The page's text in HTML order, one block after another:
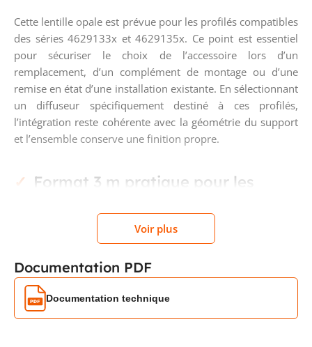
Cette lentille opale est prévue pour les profilés compatibles
des séries 4629133x et 4629135x. Ce point est essentiel
pour sécuriser le choix de l’accessoire lors d’un
remplacement, d’un complément de montage ou d’une
remise en état d’une installation existante. En sélectionnant
un diffuseur spécifiquement destiné à ces profilés,
l’intégration reste cohérente avec la géométrie du support
et l’ensemble conserve une finition propre.
Format 3 m pratique pour les
Avec sa longueur de 3 mètres, ce diffuseur répond
souhaite limiter les jonctions. Ce format est intéressant
pour les agencements muraux, les linéaires sous meubles,
les intégrations dans le mobilier, les corniches lumineuses
ou les installations techniques où la continuité visuelle
Voir plus
Documentation PDF
Documentation technique